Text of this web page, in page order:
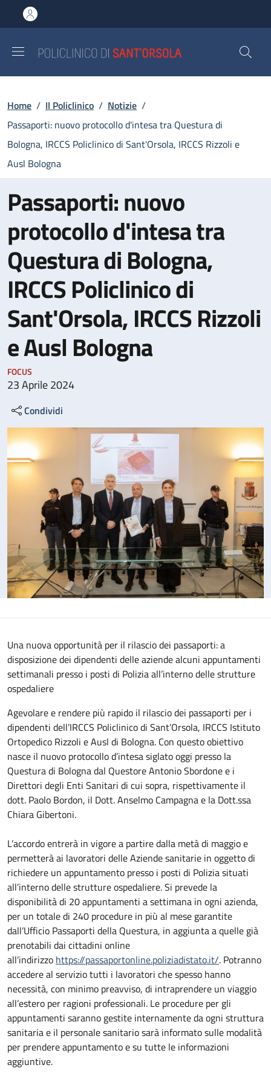
al contenuto principale
to footer content
Briciole di pane
Home / Il Policlinico / Notizie /
Passaporti: nuovo protocollo d'intesa tra Questura di
Bologna, IRCCS Policlinico di Sant'Orsola, IRCCS Rizzoli e
Ausl Bologna
Passaporti: nuovo
protocollo d'intesa tra
Questura di Bologna,
IRCCS Policlinico di
Sant'Orsola, IRCCS Rizzoli
e Ausl Bologna
FOCUS
23 Aprile 2024
Condividi
Una nuova opportunità per il rilascio dei passaporti: a
disposizione dei dipendenti delle aziende alcuni appuntamenti
settimanali presso i posti di Polizia all’interno delle strutture
ospedaliere
Agevolare e rendere più rapido il rilascio dei passaporti per i
dipendenti dell’IRCCS Policlinico di Sant’Orsola, IRCCS Istituto
Ortopedico Rizzoli e Ausl di Bologna. Con questo obiettivo
nasce il nuovo protocollo d’intesa siglato oggi presso la
Questura di Bologna dal Questore Antonio Sbordone e i
Direttori degli Enti Sanitari di cui sopra, rispettivamente il
dott. Paolo Bordon, il Dott. Anselmo Campagna e la Dott.ssa
Chiara Gibertoni.
L’accordo entrerà in vigore a partire dalla metà di maggio e
permetterà ai lavoratori delle Aziende sanitarie in oggetto di
richiedere un appuntamento presso i posti di Polizia situati
all’interno delle strutture ospedaliere. Si prevede la
disponibilità di 20 appuntamenti a settimana in ogni azienda,
per un totale di 240 procedure in più al mese garantite
dall’Ufficio Passaporti della Questura, in aggiunta a quelle già
prenotabili dai cittadini online
all’indirizzo https://passaportonline.poliziadistato.it/. Potranno
accedere al servizio tutti i lavoratori che spesso hanno
necessità, con minimo preavviso, di intraprendere un viaggio
all’estero per ragioni professionali. Le procedure per gli
appuntamenti saranno gestite internamente da ogni struttura
sanitaria e il personale sanitario sarà informato sulle modalità
per prendere appuntamento e su tutte le informazioni
aggiuntive.